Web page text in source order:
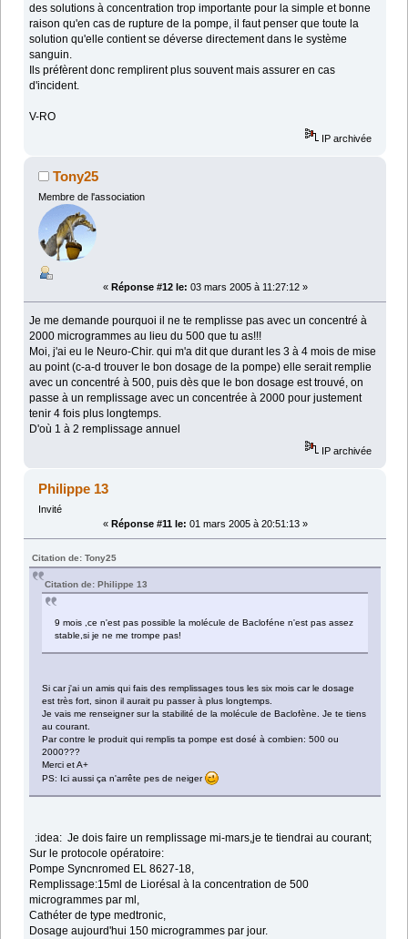
des solutions à concentration trop importante pour la simple et bonne
raison qu'en cas de rupture de la pompe, il faut penser que toute la
solution qu'elle contient se déverse directement dans le système
sanguin.
Ils préfèrent donc remplirent plus souvent mais assurer en cas
d'incident.
V-RO
IP archivée
Tony25
Membre de l'association
« Réponse #12 le: 03 mars 2005 à 11:27:12 »
Je me demande pourquoi il ne te remplisse pas avec un concentré à
2000 microgrammes au lieu du 500 que tu as!!!
Moi, j'ai eu le Neuro-Chir. qui m'a dit que durant les 3 à 4 mois de mise
au point (c-a-d trouver le bon dosage de la pompe) elle serait remplie
avec un concentré à 500, puis dès que le bon dosage est trouvé, on
passe à un remplissage avec un concentrée à 2000 pour justement
tenir 4 fois plus longtemps.
D'où 1 à 2 remplissage annuel
IP archivée
Philippe 13
Invité
« Réponse #11 le: 01 mars 2005 à 20:51:13 »
Citation de: Tony25
Citation de: Philippe 13
9 mois ,ce n'est pas possible la molécule de Bacloféne n'est pas assez
stable,si je ne me trompe pas!
Si car j'ai un amis qui fais des remplissages tous les six mois car le dosage
est très fort, sinon il aurait pu passer à plus longtemps.
Je vais me renseigner sur la stabilité de la molécule de Baclofène. Je te tiens
au courant.
Par contre le produit qui remplis ta pompe est dosé à combien: 500 ou
2000???
Merci et A+
PS: Ici aussi ça n'arrête pes de neiger
:idea: Je dois faire un remplissage mi-mars,je te tiendrai au courant;
Sur le protocole opératoire:
Pompe Syncnromed EL 8627-18,
Remplissage:15ml de Liorésal à la concentration de 500
microgrammes par ml,
Cathéter de type medtronic,
Dosage aujourd'hui 150 microgrammes par jour.